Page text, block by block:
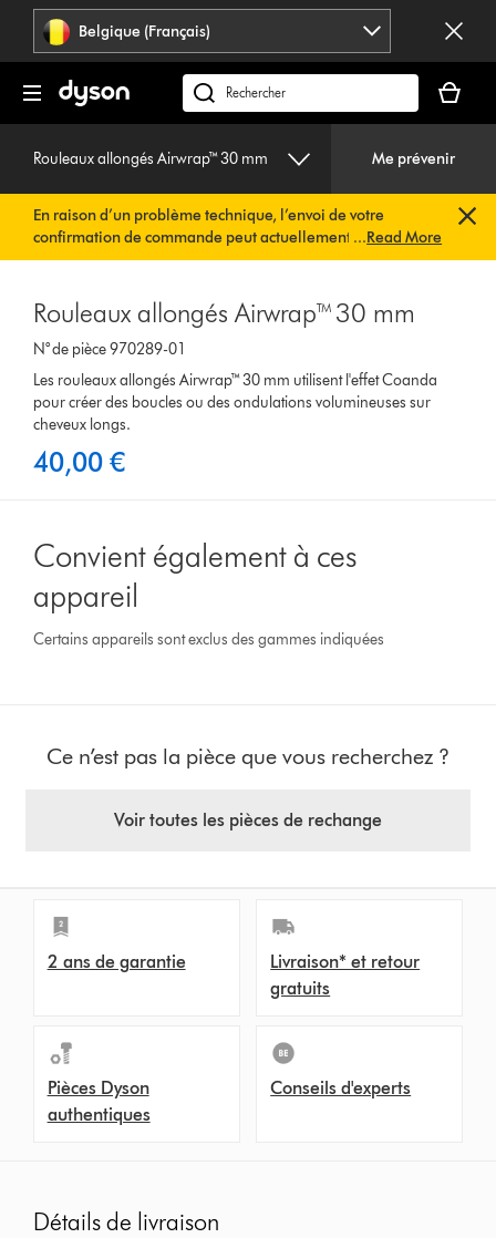
Sauter
pages
Belgique (Français)
Rechercher
des
produits
panier
est
Rouleaux allongés Airwrap™ 30 mm Me prévenir
En raison d’un problème technique, l’envoi de votre
confirmation de commande peut actuellement être
retardé. Nous travaillons déjà à une solution rapide.Vous
commande vous sera envoyée automatiquement dans les
plus brefs délais.
...Read More
Rouleaux allongés Airwrap™ 30 mm
N° de pièce 970289-01
Les rouleaux allongés Airwrap™ 30 mm utilisent l'effet Coanda
pour créer des boucles ou des ondulations volumineuses sur
cheveux longs.
40,00 €
Convient également à ces
appareil
Certains appareils sont exclus des gammes indiquées
Ce n’est pas la pièce que vous recherchez ?
Voir toutes les pièces de rechange
2 ans de garantie
Livraison* et retour
gratuits
Pièces Dyson
authentiques
Conseils d'experts
Détails de livraison